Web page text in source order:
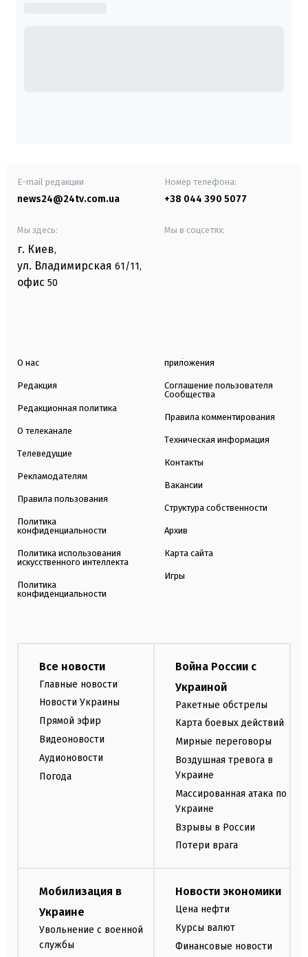
E-mail редакции
news24@24tv.com.ua
Номер телефона:
+38 044 390 5077
Мы здесь:
г. Киев,
ул. Владимирская 61/11,
офис 50
Мы в соцсетях:
О нас
Редакция
Редакционная политика
О телеканале
Телеведущие
Рекламодателям
Правила пользования
Политика
конфиденциальности
Политика использования
искусственного интеллекта
Политика
конфиденциальности
приложения
Соглашение пользователя
Сообщества
Правила комментирования
Техническая информация
Контакты
Вакансии
Структура собственности
Архив
Карта сайта
Игры
Все новости
Главные новости
Новости Украины
Прямой эфир
Видеоновости
Аудионовости
Погода
Война России с
Украиной
Ракетные обстрелы
Карта боевых действий
Мирные переговоры
Воздушная тревога в
Украине
Массированная атака по
Украине
Взрывы в России
Потери врага
Мобилизация в
Украине
Увольнение с военной
службы
Новости экономики
Цена нефти
Курсы валют
Финансовые новости